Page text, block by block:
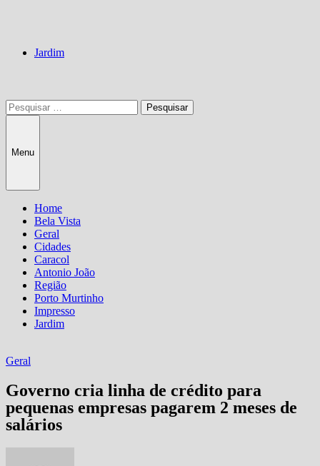
Jardim
Pesquisar
por:
Menu
Home
Bela Vista
Geral
Cidades
Caracol
Antonio João
Região
Porto Murtinho
Impresso
Jardim
Geral
Governo cria linha de crédito para
pequenas empresas pagarem 2 meses de
salários